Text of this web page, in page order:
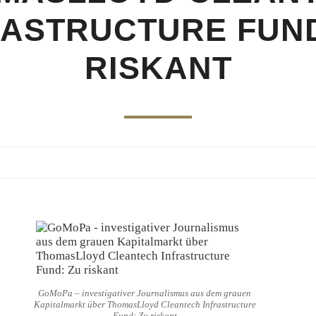
RISKANT
GoMoPa – investigativer Journalismus aus dem grauen
Kapitalmarkt über ThomasLloyd Cleantech Infrastructure